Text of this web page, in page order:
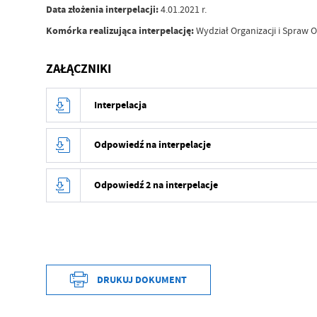
Data złożenia interpelacji:4.01.2021 r.
Komórka realizująca interpelację:Wydział Organizacji i Spraw
ZAŁĄCZNIKI
Interpelacja
Odpowiedź na interpelacje
Odpowiedź 2 na interpelacje
DRUKUJ DOKUMENT